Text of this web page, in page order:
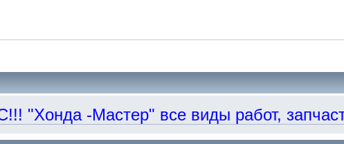
-Мастер" все виды работ,